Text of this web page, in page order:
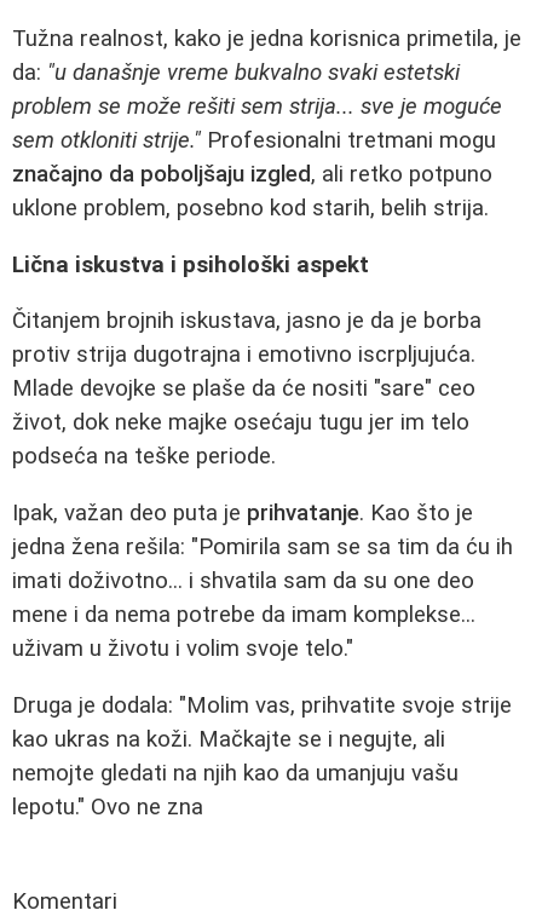
Tužna realnost, kako je jedna korisnica primetila, je
da: "u današnje vreme bukvalno svaki estetski
problem se može rešiti sem strija... sve je moguće
sem otkloniti strije." Profesionalni tretmani mogu
značajno da poboljšaju izgled, ali retko potpuno
uklone problem, posebno kod starih, belih strija.
Lična iskustva i psihološki aspekt
Čitanjem brojnih iskustava, jasno je da je borba
protiv strija dugotrajna i emotivno iscrpljujuća.
Mlade devojke se plaše da će nositi "sare" ceo
život, dok neke majke osećaju tugu jer im telo
podseća na teške periode.
Ipak, važan deo puta je prihvatanje. Kao što je
jedna žena rešila: "Pomirila sam se sa tim da ću ih
imati doživotno... i shvatila sam da su one deo
mene i da nema potrebe da imam komplekse...
uživam u životu i volim svoje telo."
Druga je dodala: "Molim vas, prihvatite svoje strije
kao ukras na koži. Mačkajte se i negujte, ali
nemojte gledati na njih kao da umanjuju vašu
lepotu." Ovo ne zna
Komentari